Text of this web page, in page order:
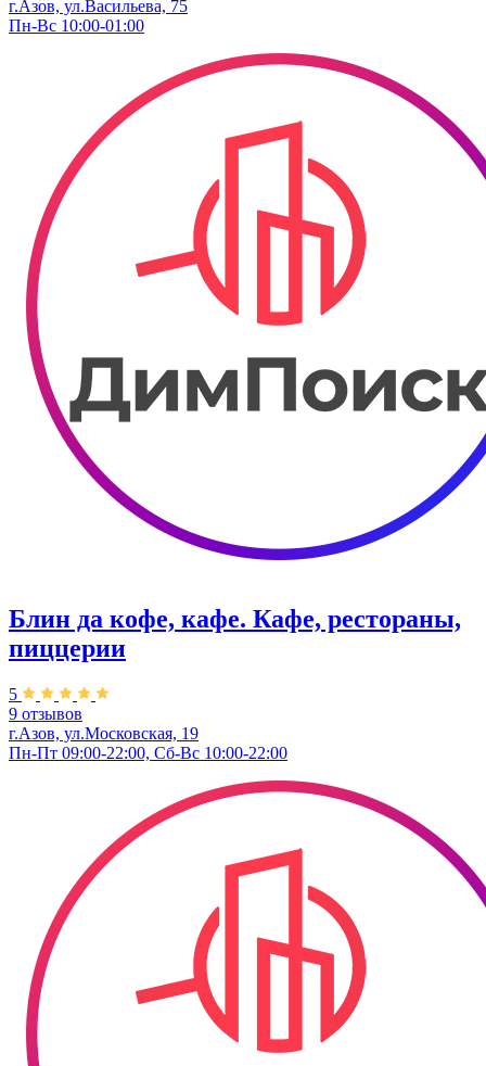
г.Азов, ул.Васильева, 75
Пн-Вс 10:00-01:00
Блин да кофе, кафе. Кафе, рестораны,
пиццерии
5
9 отзывов
г.Азов, ул.Московская, 19
Пн-Пт 09:00-22:00, Сб-Вс 10:00-22:00